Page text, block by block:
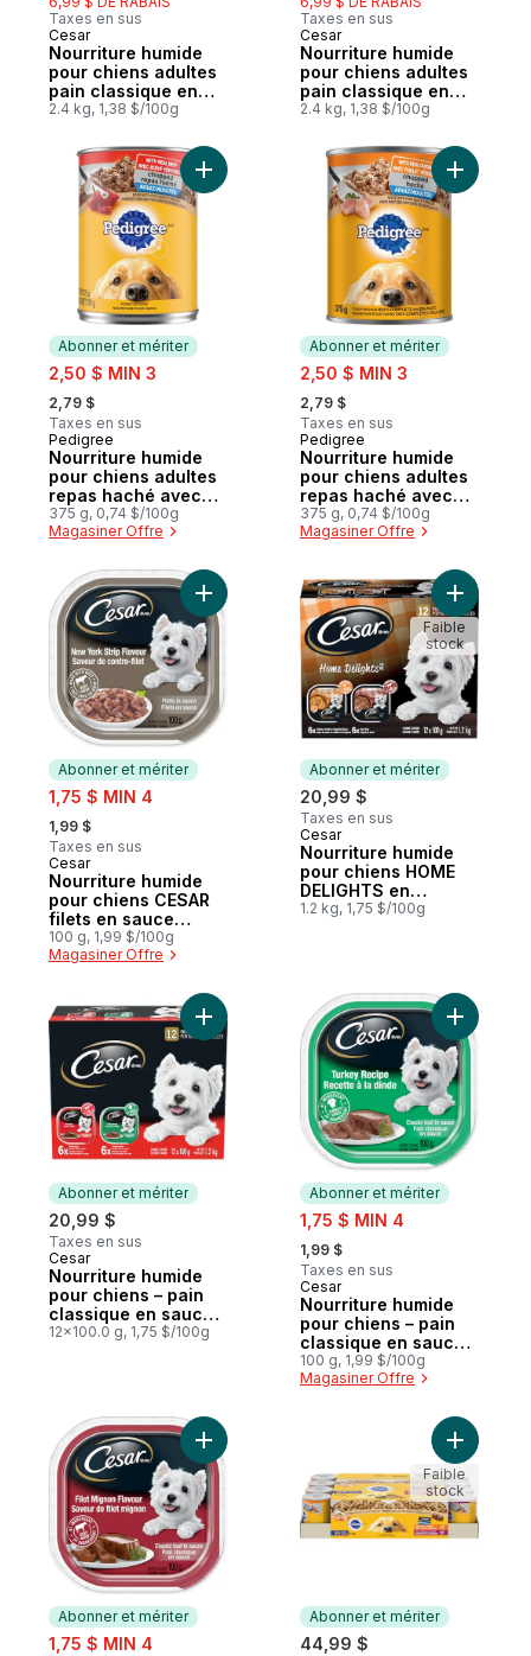
Taxes en sus
Abonner et mériter
Cesar
Nourriture humide
pour chiens adultes
pain classique en
sauce Sélections de
variété, saveur de
poulet, de dinde et
au poulet et au foie
2.4 kg, 1,38 $/100g
Taxes en sus
Abonner et mériter
Cesar
Nourriture humide
pour chiens adultes
pain classique en
sauce – format
poulet, de contre-
filet et d’agneau
2.4 kg, 1,38 $/100g
Abonner et mériter
sale:
2,50 $ MIN 3
, formerly:
2,79 $
Taxes en sus
Abonner et mériter
Pedigree
Nourriture humide
pour chiens adultes
repas haché avec
bœuf véritable
375 g, 0,74 $/100g
Magasiner Offre
Ajouter Nourriture humide pour chiens
Abonner et mériter
sale:
2,50 $ MIN 3
, formerly:
2,79 $
Taxes en sus
Abonner et mériter
Pedigree
Nourriture humide
pour chiens adultes
repas haché avec
poulet véritable
375 g, 0,74 $/100g
Magasiner Offre
Ajouter
Abonner et mériter
sale:
1,75 $ MIN 4
, formerly:
1,99 $
Taxes en sus
Abonner et mériter
Cesar
Nourriture humide
pour chiens CESAR
filets en sauce
saveur de contre-
filet
100 g, 1,99 $/100g
Magasiner Offre
Ajouter Nourriture humide pour chiens
Abonner et mériter
20,99 $
Taxes en sus
Abonner et mériter
Cesar
Nourriture humide
pour chiens HOME
DELIGHTS en
emballage de 12
1.2 kg, 1,75 $/100g
Ajouter
Faible
stock
Abonner et mériter
20,99 $
Taxes en sus
Abonner et mériter
Cesar
Nourriture humide
pour chiens – pain
classique en sauce
en multi-emballage
12x100.0 g, 1,75 $/100g
Ajouter Nourriture humide pour chiens –
Abonner et mériter
sale:
1,75 $ MIN 4
, formerly:
1,99 $
Taxes en sus
Abonner et mériter
Cesar
Nourriture humide
pour chiens – pain
classique en sauce
recette à la dinde,
barquette
100 g, 1,99 $/100g
Magasiner Offre
Ajouter
Abonner et mériter
sale:
1,75 $ MIN 4
Ajouter Nourriture humide pour chiens –
Abonner et mériter
44,99 $
Ajouter
Faible
stock